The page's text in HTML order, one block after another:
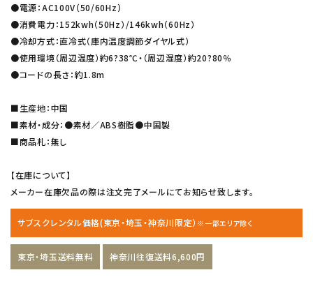
●電源：AC100V（50/60Hz）
●消費電力：152kwh（50Hz）/146kwh（60Hz）
●冷却方式：直冷式（庫内温度調節ダイヤル式）
●使用環境（周辺温度）約6?38℃・（周辺湿度）約20?80％
●コードの長さ：約1.8m
■生産地：中国
■素材・成分：●素材／ABS樹脂●中国製
■商品札：無し
【在庫について】
メーカー在庫欠品の際は注文完了メールにてお知らせ致します。
サブスクレンタル価格(東京・埼玉・神奈川限定） ※一部エリア除く
東京・埼玉送料無料 神奈川往復送料6,600円